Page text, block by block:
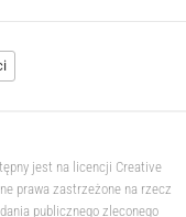
jest na licencji Creative
prawa zastrzeżone na rzecz
publicznego zleconego